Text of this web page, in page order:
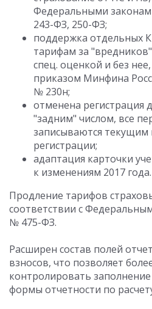
Федеральными
243-ФЗ, 250-ФЗ;
поддержка отдельных
тарифам за
спец. оценкой и без
приказом Минфина
№ 230н;
отменена регистрация
"задним" числом, все
записываются
регистрации;
адаптация карточки
к изменениям 2017 года.
Продление тарифов
соответствии с
№ 475-ФЗ.
Расширен состав полей
взносов, что позволяет
контролировать
формы отчетности по